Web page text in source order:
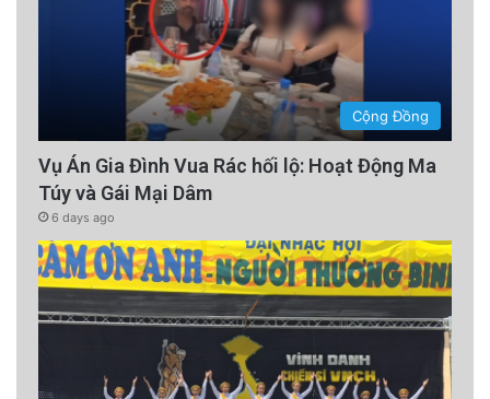
Cộng Đồng
Vụ Án Gia Đình Vua Rác hối lộ: Hoạt Động Ma
Túy và Gái Mại Dâm
6 days ago